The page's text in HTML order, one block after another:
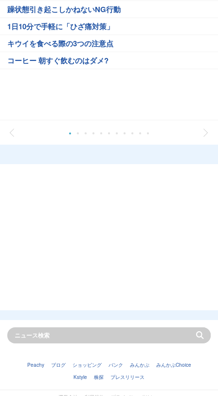
躁状態引き起こしかねないNG行動
1日10分で手軽に「ひざ痛対策」
キウイを食べる際の3つの注意点
コーヒー 朝すぐ飲むのはダメ?
Peachy ブログ ショッピング バンク みんかぶ
みんかぶChoice
Kstyle
株探 プレスリリース